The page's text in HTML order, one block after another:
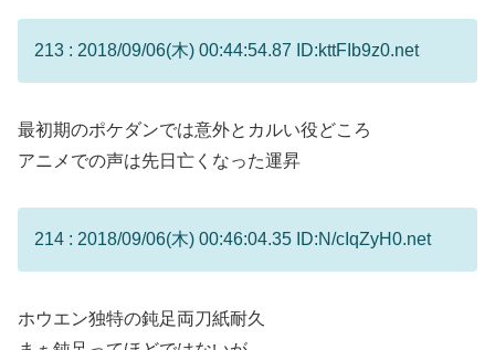
213 : 2018/09/06(木) 00:44:54.87 ID:kttFIb9z0.net
最初期のポケダンでは意外とカルい役どころ
アニメでの声は先日亡くなった運昇
214 : 2018/09/06(木) 00:46:04.35 ID:N/cIqZyH0.net
ホウエン独特の鈍足両刀紙耐久